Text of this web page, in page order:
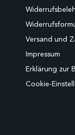
Versand und
Impressum
Erklärung zur
Cookie-